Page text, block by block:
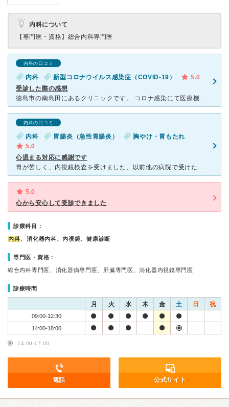
内科について
【専門医・資格】 総合内科専門医
内科の口コミ
内科 新型コロナウイルス感染症（COVID-19）
5.0
受診した際の感想
徳島市の南島田にあるクリニックです。 コロナ感染にて医療機関を受診しました。 コロナ感染疑いであった為、院外の駐車場にて待機して、受診しました。 先生の検査の手際も早く、薬局の薬剤師による処方薬
内科の口コミ
内科 胃腸炎（急性胃腸炎）
胸やけ・胃もたれ
5.0
心温まる対応に感謝です
胃が苦しく、内視鏡検査を受けました、以前他の病院で受けた時苦しくてもう二度と内視鏡は受けたくないと思っていましたが、たなか内科クリニックさんを紹介してもらい苦しくなく受けられ本当に良かったです。先生も
5.0
心から安心して受診できました
診療科目：
内科、消化器内科、内視鏡、健康診断
専門医・資格：
総合内科専門医、消化器病専門医、肝臓専門医、消化器内視鏡専門医
診療時間
月 火 水 木 金 土 日 祝
09:00-12:30
14:00-18:00
14:00-17:00
電話 公式サイト